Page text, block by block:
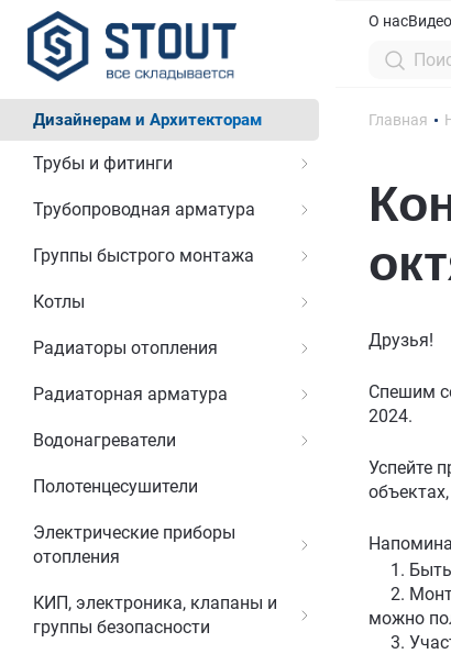
Дизайнерам и Архитекторам
Трубы и фитинги
Трубопроводная арматура
Группы быстрого монтажа
Котлы
Радиаторы отопления
Радиаторная арматура
Водонагреватели
Полотенцесушители
Электрические приборы
отопления
КИП, электроника, клапаны и
группы безопасности
О насВидео
Главная
Друзья!
Спешим
2024.
Успейте
1. Быть
2.
можно
3.